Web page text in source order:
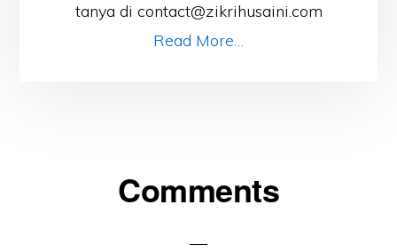
tanya di contact@zikrihusaini.com
Read More…
Comments